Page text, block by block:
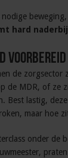
hard
de
de MDR, of ze
Best lastig,
maar hoe
onder de